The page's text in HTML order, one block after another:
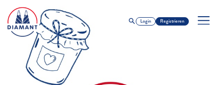
Login Registrieren